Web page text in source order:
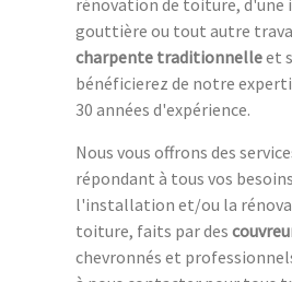
gouttière ou tout autre
charpente traditionnelleet
bénéficierez de notre
30 années d'expérience.
Nous vous offrons des
répondant à tous vos
l'installation et/ou la
toiture, faits par des
chevronnés et